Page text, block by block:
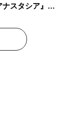
ナスタシア』を